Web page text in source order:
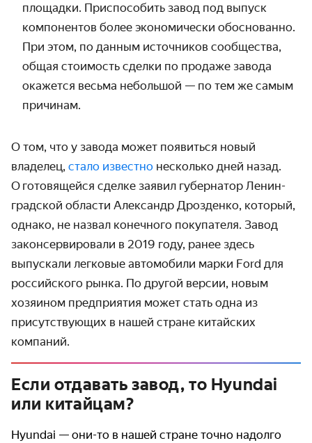
площадки. Приспособить завод под выпуск
компонентов более экономи­чески обоснованно.
При этом, по данным источников сообщества,
общая стоимость сделки по продаже завода
окажется весьма небольшой — по тем же самым
причинам.
О том, что у завода может появиться новый
владелец, стало известно несколько дней назад.
О готовящейся сделке заявил губернатор Ленин­
градской области Александр Дрозденко, который,
однако, не назвал конечного покупателя. Завод
законсерви­ровали в 2019 году, ранее здесь
выпускали легковые авто­мобили марки Ford для
россий­ского рынка. По другой версии, новым
хозяином предприятия может стать одна из
присут­ствующих в нашей стране китайских
компаний.
Если отдавать завод, то Hyundai
или китайцам?
Hyundai — они-то в нашей стране точно надолго